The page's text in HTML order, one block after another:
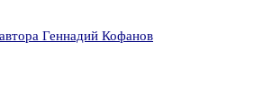
Геннадий Кофанов